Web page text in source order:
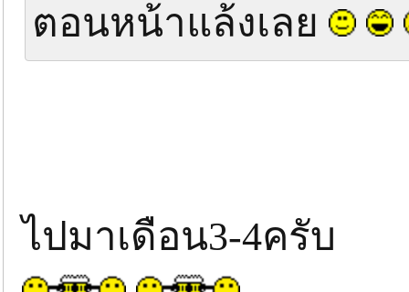
ตอนหน้าแล้งเลย
ไปมาเดือน3-4ครับ